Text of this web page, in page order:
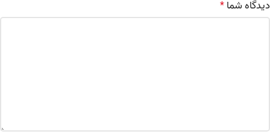
دیدگاه شما*